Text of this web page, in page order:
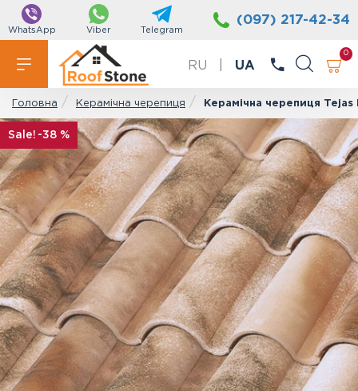
WhatsApp Viber Telegram
(097) 217-42-34
RU UA
0
Головна Керамічна черепиця Керамічна черепиця
-38 %